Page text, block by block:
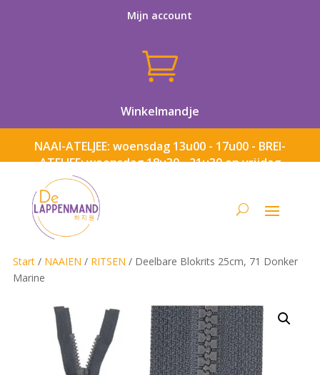
Mijn account

Winkelmandje
NAAI-ATELJEE: woensdag 13u00 - 17u00 - BREI-
ATELJEE: woensdag 18u30 - 21u30 en vrijdag
Start/ NAAIEN / RITSEN / Deelbare Blokrits 25cm, 71 Donker
Marine